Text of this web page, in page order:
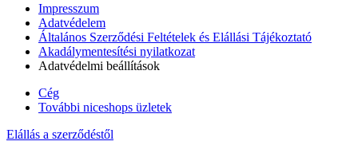
Impresszum
Adatvédelem
Általános Szerződési Feltételek és Elállási Tájékoztató
Akadálymentesítési nyilatkozat
Adatvédelmi beállítások
Cég
További niceshops üzletek
Elállás a szerződéstől